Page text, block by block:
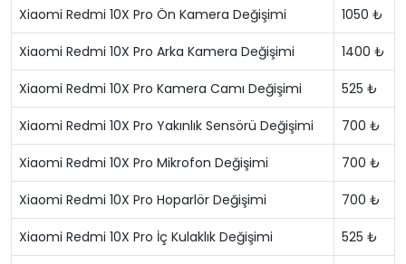
Xiaomi Redmi 10X Pro Ön Kamera Değişimi 1050 ₺
Xiaomi Redmi 10X Pro Arka Kamera Değişimi 1400 ₺
Xiaomi Redmi 10X Pro Kamera Camı Değişimi 525 ₺
Xiaomi Redmi 10X Pro Yakınlık Sensörü Değişimi 700 ₺
Xiaomi Redmi 10X Pro Mikrofon Değişimi 700 ₺
Xiaomi Redmi 10X Pro Hoparlör Değişimi 700 ₺
Xiaomi Redmi 10X Pro İç Kulaklık Değişimi 525 ₺